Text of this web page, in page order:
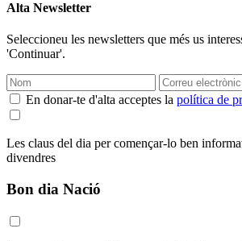
Alta Newsletter
Seleccioneu les newsletters que més us
'Continuar'.
En donar-te d'alta acceptes la política de
Les claus del dia per començar-lo ben
divendres
Bon dia Nació